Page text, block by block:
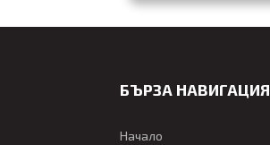
БЪРЗА НАВИГАЦИЯ
Начало